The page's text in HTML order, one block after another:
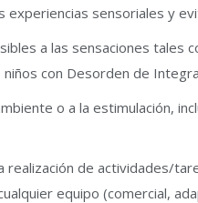
experiencias sensoriales y
a las sensaciones
con Desorden de
o a la estimulación,
de actividades/
equipo (comercial,